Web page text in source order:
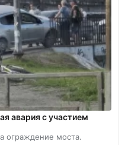
авария с участием
ограждение моста.